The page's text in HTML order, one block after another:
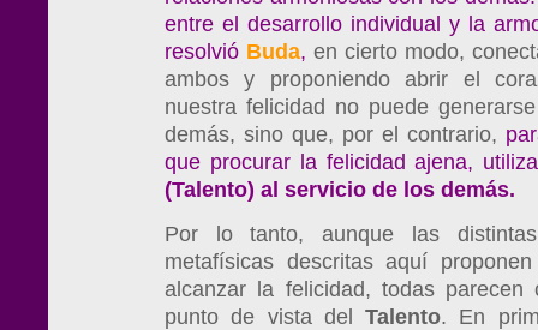
entre el desarrollo individual y la
resolvió Buda, en cierto modo,
ambos y proponiendo abrir el
nuestra felicidad no puede
demás, sino que, por el contrario,
que procurar la felicidad ajena,
(Talento) al servicio de los demás.
Por lo tanto, aunque las
metafísicas descritas aquí
alcanzar la felicidad, todas parecen
punto de vista del Talento. En